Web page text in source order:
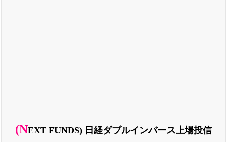
(NEXT FUNDS) 日経ダブルインバース上場投信